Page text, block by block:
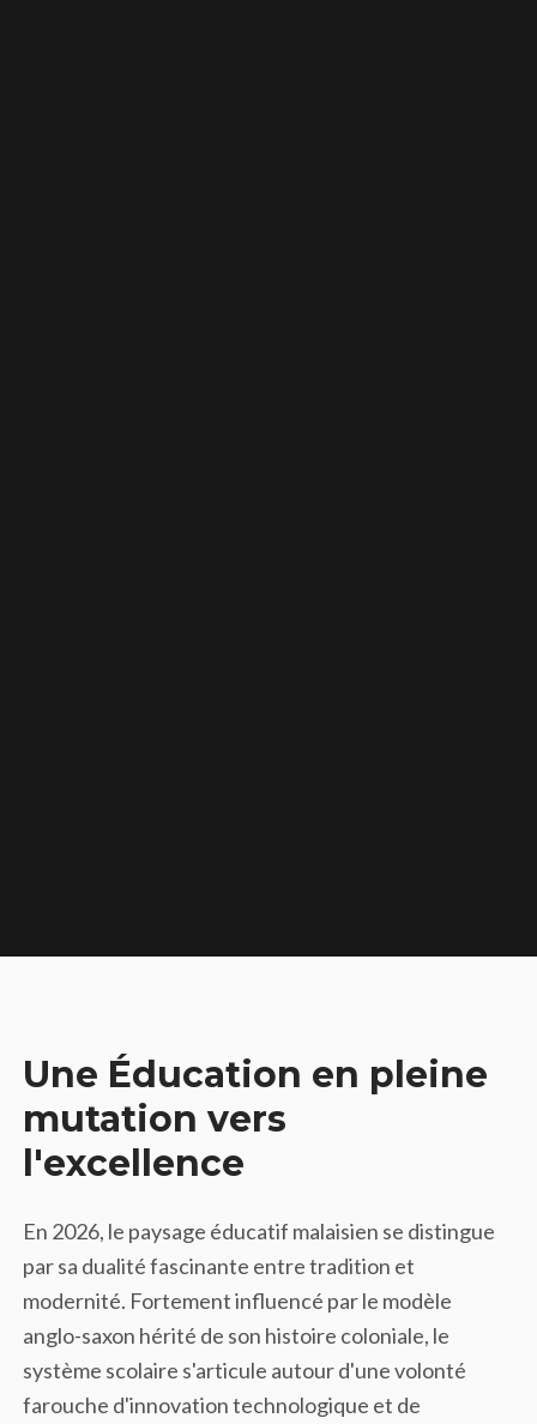
Une Éducation en pleine
mutation vers
l'excellence
En 2026, le paysage éducatif malaisien se distingue
par sa dualité fascinante entre tradition et
modernité. Fortement influencé par le modèle
anglo-saxon hérité de son histoire coloniale, le
système scolaire s'articule autour d'une volonté
farouche d'innovation technologique et de